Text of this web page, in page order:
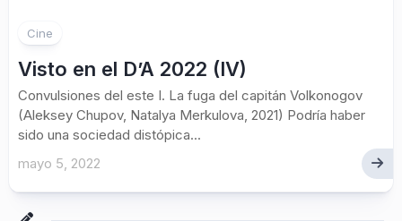
Cine
Visto en el D’A 2022 (IV)
Convulsiones del este I. La fuga del capitán Volkonogov
(Aleksey Chupov, Natalya Merkulova, 2021) Podría haber
sido una sociedad distópica...
mayo 5, 2022